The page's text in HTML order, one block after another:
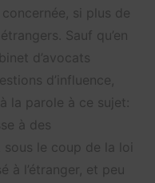
si plus de
Sauf qu’en
d’avocats
d’influence,
la parole à ce sujet:
à des
le coup de la loi
à l’étranger, et peu